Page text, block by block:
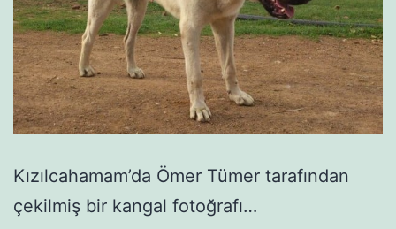
Kızılcahamam’da Ömer Tümer tarafından
çekilmiş bir kangal fotoğrafı…